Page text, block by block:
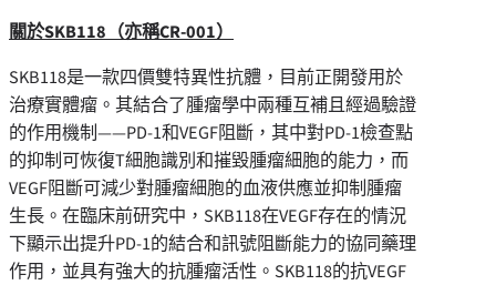
關於SKB118 （亦稱CR-001）
SKB118是一款四價雙特異性抗體，目前正開發用於
治療實體瘤。其結合了腫瘤學中兩種互補且經過驗證
的作用機制——PD-1和VEGF阻斷，其中對PD-1檢查點
的抑制可恢復T細胞識別和摧毀腫瘤細胞的能力，而
VEGF阻斷可減少對腫瘤細胞的血液供應並抑制腫瘤
生長。在臨床前研究中，SKB118在VEGF存在的情況
下顯示出提升PD-1的結合和訊號阻斷能力的協同藥理
作用，並具有強大的抗腫瘤活性。SKB118的抗VEGF